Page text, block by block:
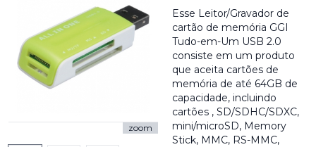
zoom
Esse Leitor/Gravador de
cartão de memória GGI
Tudo-em-Um USB 2.0
consiste em um produto
que aceita cartões de
memória de até 64GB de
capacidade, incluindo
cartões , SD/SDHC/SDXC,
mini/microSD, Memory
Stick, MMC, RS-MMC,